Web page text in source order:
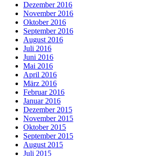
Dezember 2016
November 2016
Oktober 2016
September 2016
August 2016
Juli 2016
Juni 2016
Mai 2016
April 2016
März 2016
Februar 2016
Januar 2016
Dezember 2015
November 2015
Oktober 2015
September 2015
August 2015
Juli 2015